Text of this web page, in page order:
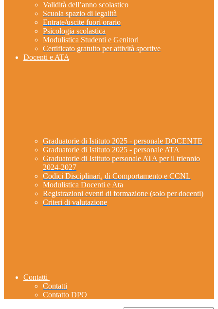
Validità dell’anno scolastico
Scuola spazio di legalità
Entrate/uscite fuori orario
Psicologia scolastica
Modulistica Studenti e Genitori
Certificato gratuito per attività sportive
Docenti e ATA
Graduatorie di Istituto 2025 - personale DOCENTE
Graduatorie di Istituto 2025 - personale ATA
Graduatorie di Istituto personale ATA per il triennio
2024-2027
Codici Disciplinari, di Comportamento e CCNL
Modulistica Docenti e Ata
Registrazioni eventi di formazione (solo per docenti)
Criteri di valutazione
Contatti
Contatti
Contatto DPO